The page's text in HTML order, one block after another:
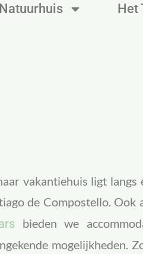
Natuurhuis Het
vakantiehuis ligt langs
de Compostello. Ook
bieden we
mogelijkheden.